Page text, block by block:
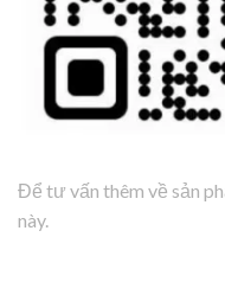
Để tư vấn thêm về sản
này.